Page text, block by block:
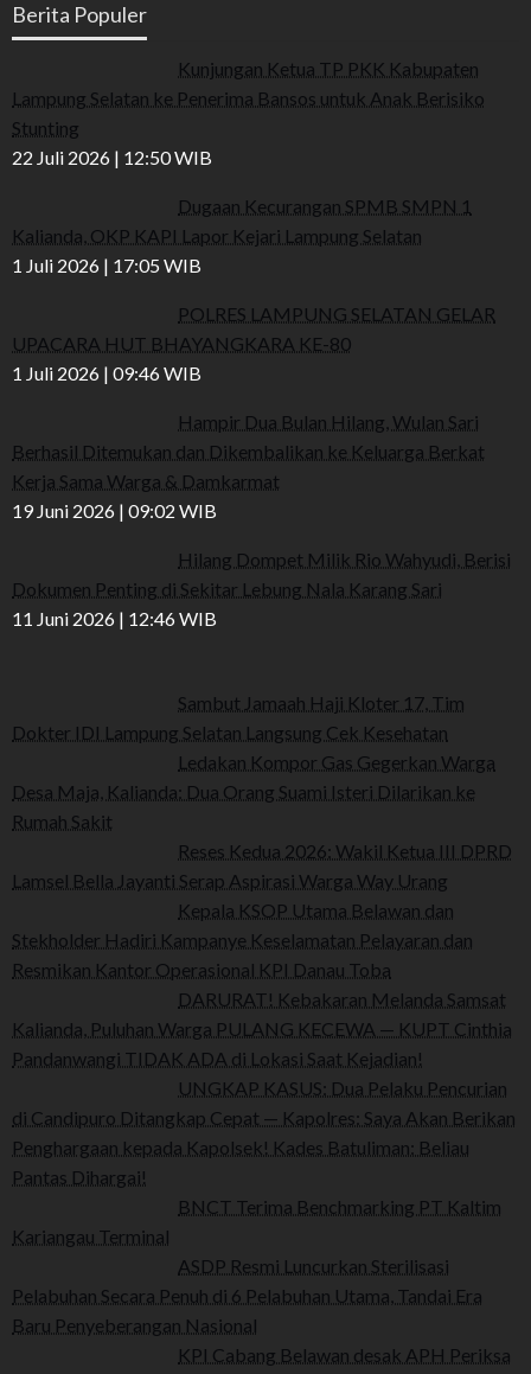
Berita Populer
Kunjungan Ketua TP PKK Kabupaten
Lampung Selatan ke Penerima Bansos untuk Anak Berisiko
Stunting
22 Juli 2026 | 12:50 WIB
Dugaan Kecurangan SPMB SMPN 1
Kalianda, OKP KAPI Lapor Kejari Lampung Selatan
1 Juli 2026 | 17:05 WIB
POLRES LAMPUNG SELATAN GELAR
UPACARA HUT BHAYANGKARA KE-80
1 Juli 2026 | 09:46 WIB
Hampir Dua Bulan Hilang, Wulan Sari
Berhasil Ditemukan dan Dikembalikan ke Keluarga Berkat
Kerja Sama Warga & Damkarmat
19 Juni 2026 | 09:02 WIB
Hilang Dompet Milik Rio Wahyudi, Berisi
Dokumen Penting di Sekitar Lebung Nala Karang Sari
11 Juni 2026 | 12:46 WIB
Sambut Jamaah Haji Kloter 17, Tim
Dokter IDI Lampung Selatan Langsung Cek Kesehatan
Ledakan Kompor Gas Gegerkan Warga
Desa Maja, Kalianda: Dua Orang Suami Isteri Dilarikan ke
Rumah Sakit
Reses Kedua 2026: Wakil Ketua III DPRD
Lamsel Bella Jayanti Serap Aspirasi Warga Way Urang
Kepala KSOP Utama Belawan dan
Stekholder Hadiri Kampanye Keselamatan Pelayaran dan
Resmikan Kantor Operasional KPI Danau Toba
DARURAT! Kebakaran Melanda Samsat
Kalianda, Puluhan Warga PULANG KECEWA — KUPT Cinthia
Pandanwangi TIDAK ADA di Lokasi Saat Kejadian!
UNGKAP KASUS: Dua Pelaku Pencurian
di Candipuro Ditangkap Cepat — Kapolres: Saya Akan Berikan
Penghargaan kepada Kapolsek! Kades Batuliman: Beliau
Pantas Dihargai!
BNCT Terima Benchmarking PT Kaltim
Kariangau Terminal
ASDP Resmi Luncurkan Sterilisasi
Pelabuhan Secara Penuh di 6 Pelabuhan Utama, Tandai Era
Baru Penyeberangan Nasional
KPI Cabang Belawan desak APH Periksa